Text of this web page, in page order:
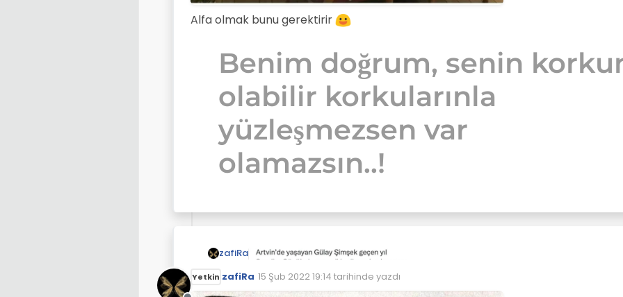
Alfa olmak bunu gerektirir
Benim doğrum, senin
olabilir korkularınla
yüzleşmezsen var
olamazsın..!
zafiRa
Yetkin zafiRa 15 Şub 2022 19:14 tarihinde yazdı
Son düzenleyen: